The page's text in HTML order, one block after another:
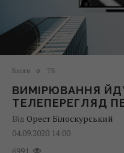
Блоги ТБ
ВИМІРЮВАННЯ
ТЕЛЕПЕРЕГЛЯД
Від Орест Білоскурський
04.09.2020 14:00